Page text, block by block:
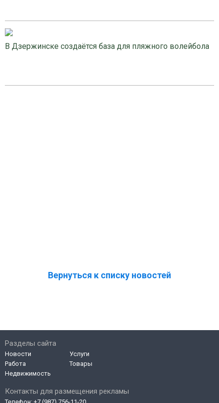
В Дзержинске создаётся база для пляжного волейбола
Вернуться к списку новостей
Контакты для размещения рекламы
Разделы сайта
Новости
Работа
Недвижимость
Услуги
Товары